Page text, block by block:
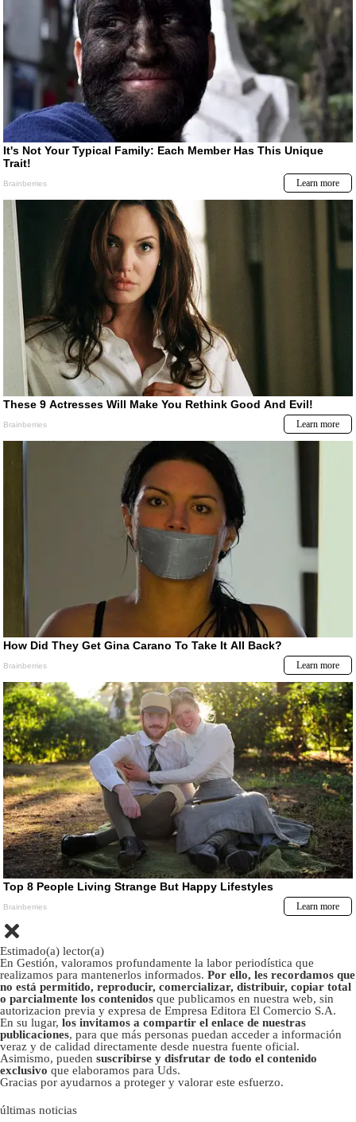
Estimado(a) lector(a)
En Gestión, valoramos profundamente la labor periodística que
realizamos para mantenerlos informados. Por ello, les recordamos que
no está permitido, reproducir, comercializar, distribuir, copiar total
o parcialmente los contenidos que publicamos en nuestra web, sin
autorizacion previa y expresa de Empresa Editora El Comercio S.A.
En su lugar, los invitamos a compartir el enlace de nuestras
publicaciones, para que más personas puedan acceder a información
veraz y de calidad directamente desde nuestra fuente oficial.
Asimismo, pueden suscribirse y disfrutar de todo el contenido
exclusivo que elaboramos para Uds.
Gracias por ayudarnos a proteger y valorar este esfuerzo.
últimas noticias